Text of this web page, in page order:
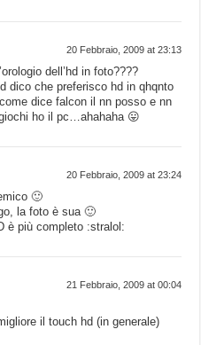
20 Febbraio, 2009 at 23:13
dell’hd in foto????
dico che preferisco hd in qhqnto
dice falcon il nn posso e nn
ho il pc…ahahaha 😛
20 Febbraio, 2009 at 23:24
🙂
la foto è sua 🙂
è più completo :stralol:
21 Febbraio, 2009 at 00:04
il touch hd (in generale)